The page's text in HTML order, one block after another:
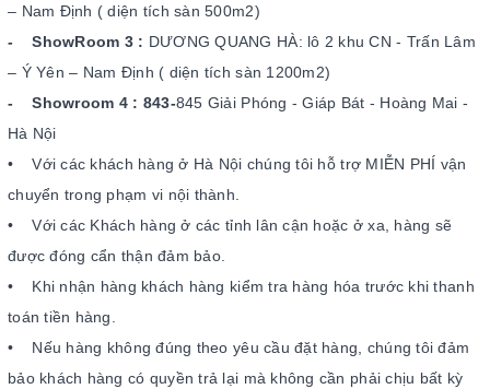
– Nam Định ( diện tích sàn 500m2)
- ShowRoom 3 : DƯƠNG QUANG HÀ: lô 2 khu CN - Trấn Lâm
– Ý Yên – Nam Định ( diện tích sàn 1200m2)
- Showroom 4 : 843-845 Giải Phóng - Giáp Bát - Hoàng Mai -
Hà Nội
• Với các khách hàng ở Hà Nội chúng tôi hỗ trợ MIỄN PHÍ vận
chuyển trong phạm vi nội thành.
• Với các Khách hàng ở các tỉnh lân cận hoặc ở xa, hàng sẽ
được đóng cẩn thận đảm bảo.
• Khi nhận hàng khách hàng kiểm tra hàng hóa trước khi thanh
toán tiền hàng.
• Nếu hàng không đúng theo yêu cầu đặt hàng, chúng tôi đảm
bảo khách hàng có quyền trả lại mà không cần phải chịu bất kỳ